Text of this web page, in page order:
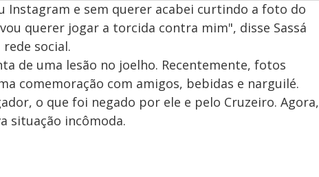
Instagram e sem querer acabei curtindo a foto do
querer jogar a torcida contra mim", disse Sassá
social.
de uma lesão no joelho. Recentemente, fotos
comemoração com amigos, bebidas e narguilé.
o que foi negado por ele e pelo Cruzeiro. Agora,
situação incômoda.